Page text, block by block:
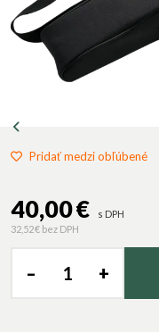
Pridať medzi obľúbené
40,00 €
s DPH
32,52 € bez DPH
– +